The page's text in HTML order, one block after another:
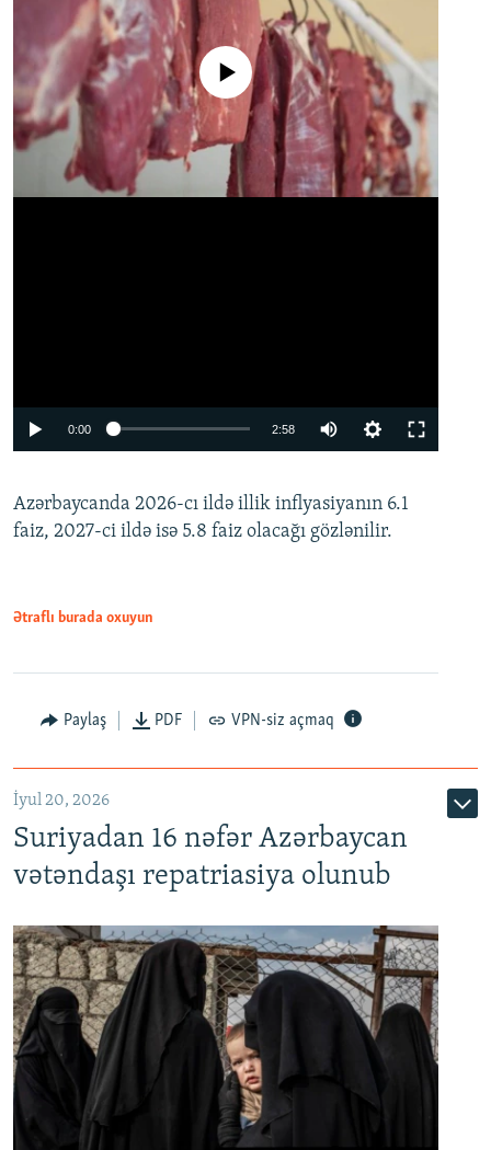
Auto
No media source currently available
0:00 2:58
360p
480p
Azərbaycanda 2026-cı ildə illik inflyasiyanın 6.1
faiz, 2027-ci ildə isə 5.8 faiz olacağı gözlənilir.
Ətraflı burada oxuyun
Paylaş PDF VPN-siz açmaq
İyul 20, 2026
Suriyadan 16 nəfər Azərbaycan
vətəndaşı repatriasiya olunub